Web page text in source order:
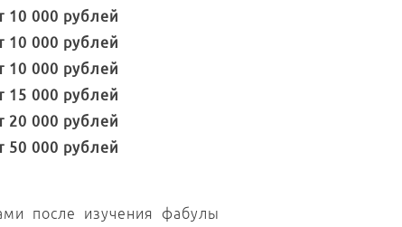
10 000 рублей
10 000 рублей
10 000 рублей
15 000 рублей
20 000 рублей
50 000 рублей
после изучения фабулы